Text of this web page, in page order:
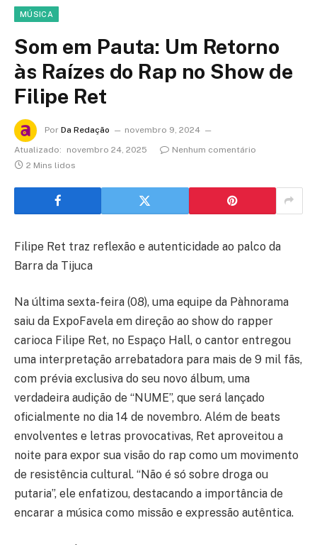
MÚSICA
Som em Pauta: Um Retorno
às Raízes do Rap no Show de
Filipe Ret
Por Da Redação
novembro 9, 2024
Atualizado:
novembro 24, 2025
Nenhum comentário
2 Mins lidos
Filipe Ret traz reflexão e autenticidade ao palco da
Barra da Tijuca
Na última sexta-feira (08), uma equipe da Pàhnorama
saiu da ExpoFavela em direção ao show do rapper
carioca Filipe Ret, no Espaço Hall, o cantor entregou
uma interpretação arrebatadora para mais de 9 mil fãs,
com prévia exclusiva do seu novo álbum, uma
verdadeira audição de “NUME”, que será lançado
oficialmente no dia 14 de novembro. Além de beats
envolventes e letras provocativas, Ret aproveitou a
noite para expor sua visão do rap como um movimento
de resistência cultural. “Não é só sobre droga ou
putaria”, ele enfatizou, destacando a importância de
encarar a música como missão e expressão autêntica.